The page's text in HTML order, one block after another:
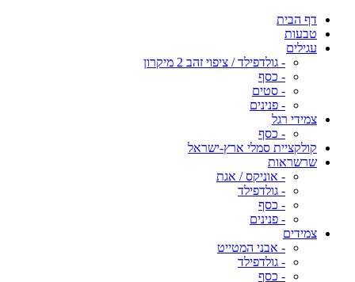
דף הבית
טבעות
עגילים
- גולדפילד / ציפוי זהב 2 מיקרון
- כסף
- סטים
- פנינים
צמידי רגל
- כסף
קולקציית סמלי ארץ-ישראל
שרשראות
- אוניקס / אגת
- גולדפילד
- כסף
- פנינים
צמידים
- אבני המטייט
- גולדפילד
- כסף